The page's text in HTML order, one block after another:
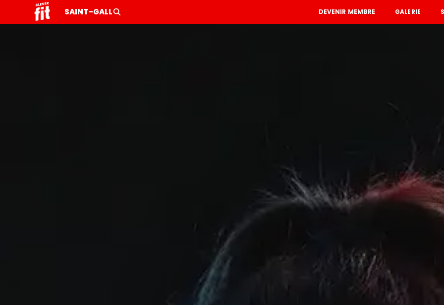
SAINT-GALL DEVENIR MEMBRE GALERIE